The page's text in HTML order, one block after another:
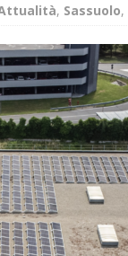
, Sassuolo,